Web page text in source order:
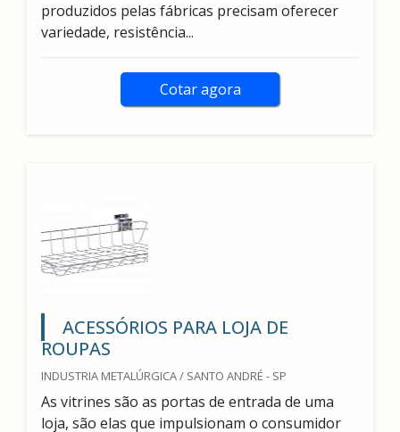
produzidos pelas fábricas precisam oferecer
variedade, resistência...
Cotar agora
ACESSÓRIOS PARA LOJA DE
ROUPAS
INDUSTRIA METALÚRGICA / SANTO ANDRÉ - SP
As vitrines são as portas de entrada de uma
loja, são elas que impulsionam o consumidor